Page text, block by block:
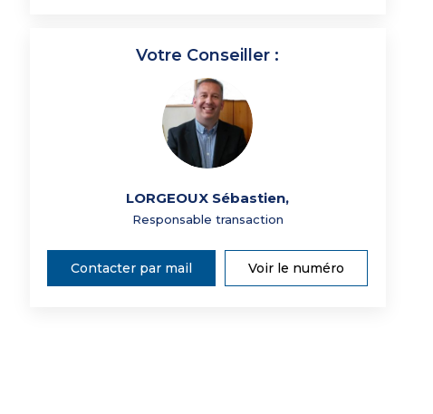
Votre Conseiller :
LORGEOUX Sébastien,
Responsable transaction
Contacter par mail Voir le numéro